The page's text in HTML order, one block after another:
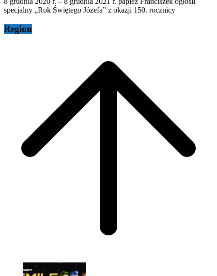
specjalny „Rok Świętego Józefa” z okazji 150. rocznicy
Region